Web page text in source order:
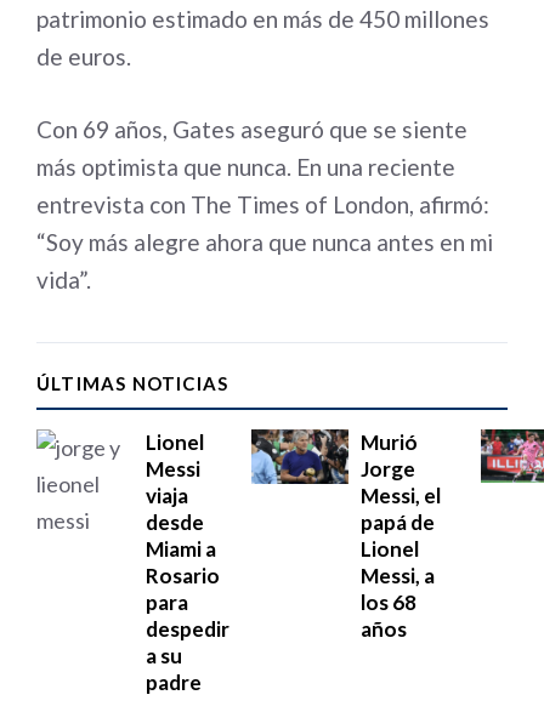
patrimonio estimado en más de 450 millones
de euros.
Con 69 años, Gates aseguró que se siente
más optimista que nunca. En una reciente
entrevista con The Times of London, afirmó:
“Soy más alegre ahora que nunca antes en mi
vida”.
ÚLTIMAS NOTICIAS
Lionel
Messi
viaja
desde
Miami a
Rosario
para
despedir
a su
padre
Murió
Jorge
Messi, el
papá de
Lionel
Messi, a
los 68
años